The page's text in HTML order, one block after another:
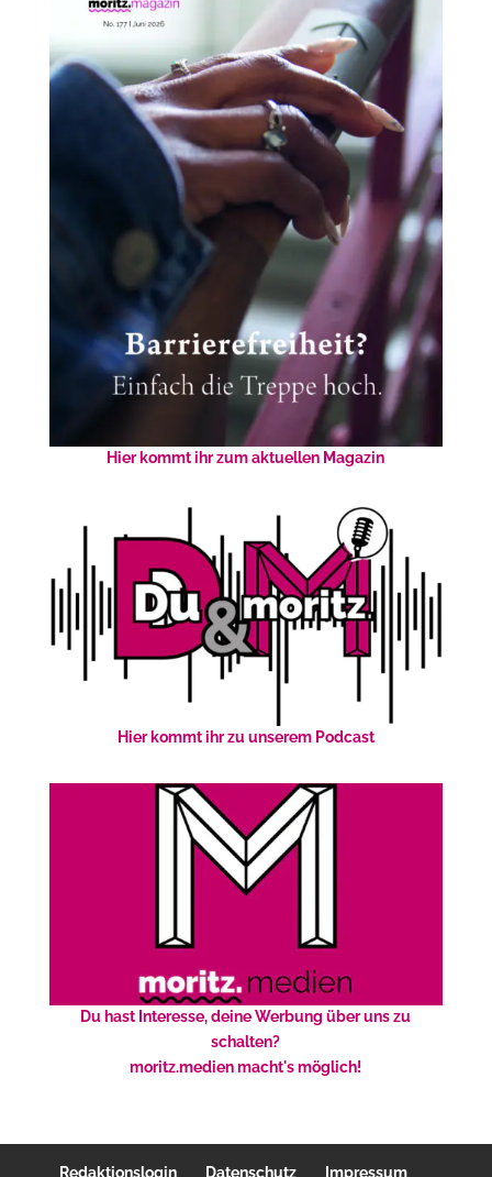
Hier kommt ihr zum aktuellen Magazin
Hier kommt ihr zu unserem Podcast
Du hast Interesse, deine Werbung über uns zu
schalten?
moritz.medien macht's möglich!
Redaktionslogin Datenschutz Impressum